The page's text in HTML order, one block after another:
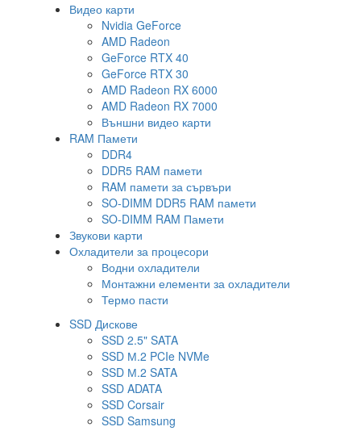
Видео карти
Nvidia GeForce
AMD Radeon
GeForce RTX 40
GeForce RTX 30
AMD Radeon RX 6000
AMD Radeon RX 7000
Външни видео карти
RAM Памети
DDR4
DDR5 RAM памети
RAM памети за сървъри
SO-DIMM DDR5 RAM памети
SO-DIMM RAM Памети
Звукови карти
Охладители за процесори
Водни охладители
Монтажни елементи за охладители
Термо пасти
SSD Дискове
SSD 2.5" SATA
SSD М.2 PCIe NVMe
SSD М.2 SATA
SSD ADATA
SSD Corsair
SSD Samsung